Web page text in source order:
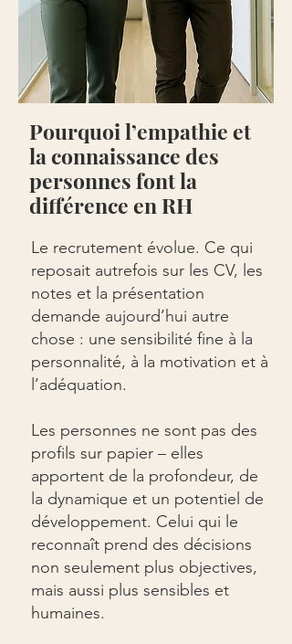
Pourquoi l’empathie et
la connaissance des
personnes font la
différence en RH
Le recrutement évolue. Ce qui
reposait autrefois sur les CV, les
notes et la présentation
demande aujourd’hui autre
chose : une sensibilité fine à la
personnalité, à la motivation et à
l’adéquation.
Les personnes ne sont pas des
profils sur papier – elles
apportent de la profondeur, de
la dynamique et un potentiel de
développement. Celui qui le
reconnaît prend des décisions
non seulement plus objectives,
mais aussi plus sensibles et
humaines.